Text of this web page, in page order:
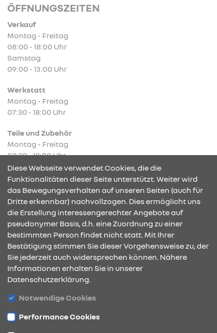
ÖFFNUNGSZEITEN
Verkauf
Montag - Freitag
08:00 - 18:00 Uhr
Samstag
09:00 - 13:00 Uhr
Werkstatt
Montag - Freitag
07:30 - 18:00 Uhr
Teile und Zubehör
Montag - Freitag
07:30 - 18:00 Uhr
KONTAKT & ANFAHRT
ÖFFNUNGSZEITEN
Diese Webseite verwendet Cookies, die die
Funktionalitäten dieser Seite unterstützt. Weiter wird
das Bewegungsverhalten auf unseren Seiten (auch für
Dritte erkennbar) nachvollzogen. Dies ermöglicht uns
die Erstellung interessengerechter Angebote auf
pseudonymer Basis, d.h. eine Zuordnung zu einer
bestimmten Person findet nicht statt. Mit Ihrer
Bestätigung stimmen Sie dieser Vorgehensweise zu, der
Sie jederzeit auch widersprechen können. Nähere
Informationen erhalten Sie in unserer
Datenschutzerklärung.
Notwendige Cookies
Performance Cookies